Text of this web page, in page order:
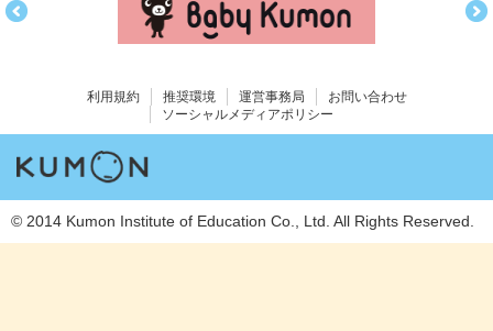
利用規約 推奨環境 運営事務局
お問い合わせ
ソーシャルメディアポリシー
© 2014 Kumon Institute of Education Co., Ltd. All Rights Reserved.